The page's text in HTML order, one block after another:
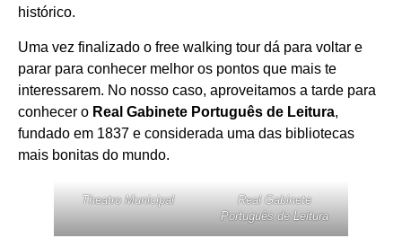
histórico.
Uma vez finalizado o free walking tour dá para voltar e
parar para conhecer melhor os pontos que mais te
interessarem. No nosso caso, aproveitamos a tarde para
conhecer o Real Gabinete Português de Leitura,
fundado em 1837 e considerada uma das bibliotecas
mais bonitas do mundo.
Theatro Municipal
Real Gabinete
Português de Leitura